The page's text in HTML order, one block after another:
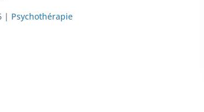
| Psychothérapie